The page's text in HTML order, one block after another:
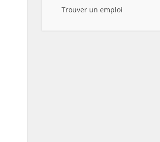
Trouver un emploi